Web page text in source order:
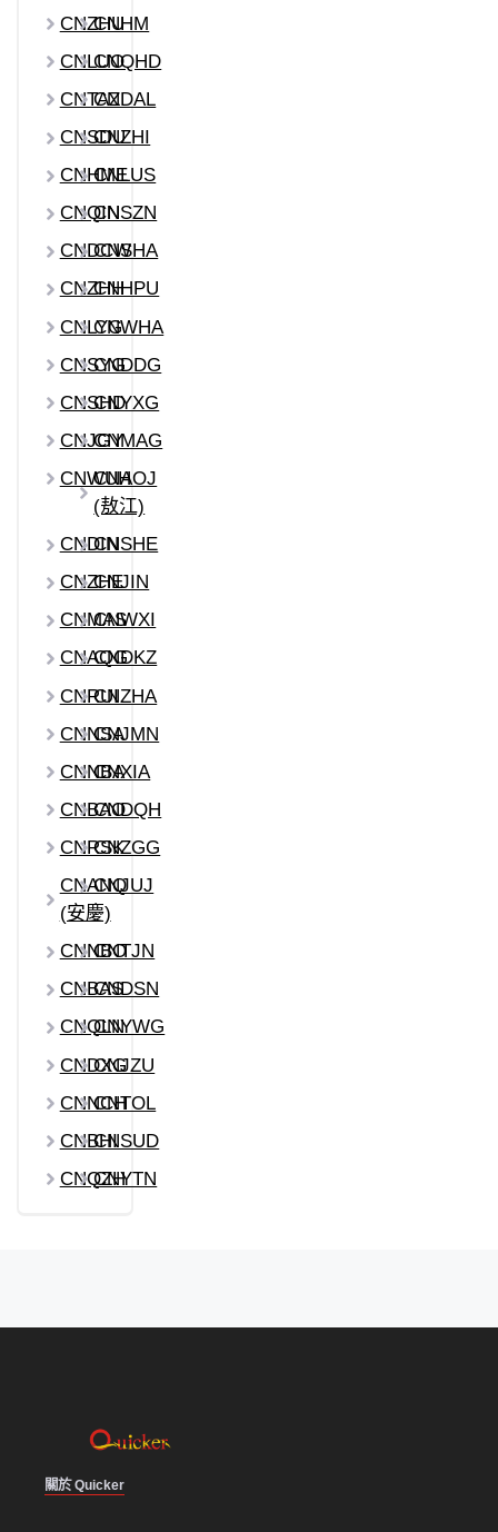
CNZHU
CNHM
CNLUOCNQHD
CNTAZCNDAL
CNSDU
CNZHI
CNHME
CNLUS
CNQINCNSZN
CNDCW
CNSHA
CNZHHCNHPU
CNLYGCNWHA
CNSYGCNDDG
CNSHDCNYXG
CNJGYCNMAG
CNWUH
CNAOJ
(敖江)
CNDINCNSHE
CNZHE
CNJIN
CNMAS
CNWXI
CNAQG
CNDKZ
CNRUICNZHA
CNNSACNJMN
CNNBA
CNXIA
CNBAOCNDQH
CNRSKCNZGG
CNANQ
(安慶)
CNJUJ
CNNBO
CNTJN
CNBASCNDSN
CNQLNCNYWG
CNDXG
CNJZU
CNNCHCNTOL
CNBHICNSUD
CNQZHCNYTN
關於 Quicker